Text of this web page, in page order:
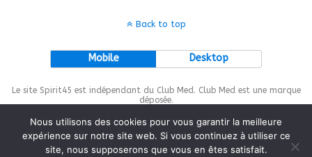
Back to top
Mobile Desktop
Le site Spirit45 est indépendant du Club Med. Club Med est une marque
déposée.
Nous utilisons des cookies pour vous garantir la meilleure
expérience sur notre site web. Si vous continuez à utiliser ce
site, nous supposerons que vous en êtes satisfait.